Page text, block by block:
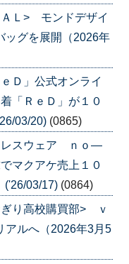
Ｌ> モンドデザイ
ッグを展開（2026年
Ｄ」公式オンライ
「ＲｅＤ」が１０
03/20) (0865)
レスウェア ｎｏ―
マクアケ売上１０
('26/03/17) (0864)
り高校購買部> ｖ
アルへ（2026年3月5